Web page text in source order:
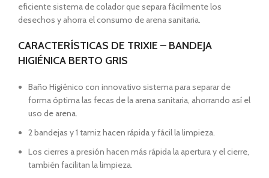
eficiente sistema de colador que separa fácilmente los
desechos y ahorra el consumo de arena sanitaria.
CARACTERÍSTICAS DE TRIXIE – BANDEJA
HIGIÉNICA BERTO GRIS
Baño Higiénico con innovativo sistema para separar de
forma óptima las fecas de la arena sanitaria, ahorrando así el
uso de arena.
2 bandejas y 1 tamiz hacen rápida y fácil la limpieza.
Los cierres a presión hacen más rápida la apertura y el cierre,
también facilitan la limpieza.